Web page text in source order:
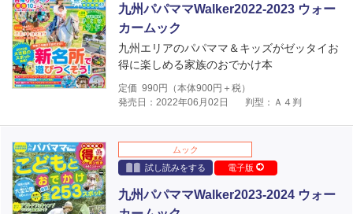
九州パパママWalker2022‐2023 ウォー
カームック
九州エリアのパパママ＆キッズがゼッタイお
得に楽しめる家族のおでかけ本
定価 990円（本体900円＋税）
発売日：2022年06月02日
判型：Ａ４判
ムック
試し読みをする
電子版
九州パパママWalker2023‐2024 ウォー